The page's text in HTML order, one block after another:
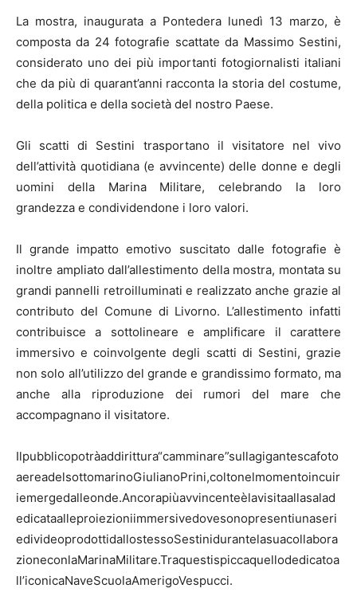
La mostra, inaugurata a Pontedera lunedì 13 marzo, è
composta da 24 fotografie scattate da Massimo Sestini,
considerato uno dei più importanti fotogiornalisti italiani
che da più di quarant’anni racconta la storia del costume,
della politica e della società del nostro Paese.
Gli scatti di Sestini trasportano il visitatore nel vivo
dell’attività quotidiana (e avvincente) delle donne e degli
uomini della Marina Militare, celebrando la loro
grandezza e condividendone i loro valori.
Il grande impatto emotivo suscitato dalle fotografie è
inoltre ampliato dall’allestimento della mostra, montata su
grandi pannelli retroilluminati e realizzato anche grazie al
contributo del Comune di Livorno. L’allestimento infatti
contribuisce a sottolineare e amplificare il carattere
immersivo e coinvolgente degli scatti di Sestini, grazie
non solo all’utilizzo del grande e grandissimo formato, ma
anche alla riproduzione dei rumori del mare che
accompagnano il visitatore.
Ilpubblicopotràaddirittura“camminare”sullagigantescafoto
aereadelsottomarinoGiulianoPrini,coltonelmomentoincuir
iemergedalleonde.Ancorapiùavvincenteèlavisitaallasalad
edicataalleproiezioniimmersivedovesonopresentiunaseri
edivideoprodottidallostessoSestinidurantelasuacollabora
zioneconlaMarinaMilitare.Traquestispiccaquellodedicatoa
ll’iconicaNaveScuolaAmerigoVespucci.